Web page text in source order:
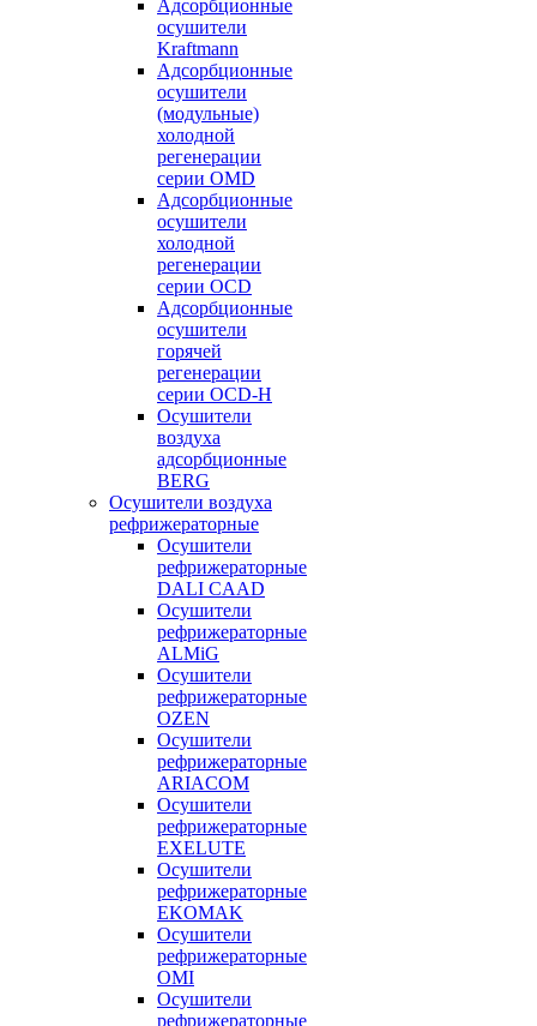
Адсорбционные
осушители
Kraftmann
Адсорбционные
осушители
(модульные)
холодной
регенерации
серии OMD
Адсорбционные
осушители
холодной
регенерации
серии OCD
Адсорбционные
осушители
горячей
регенерации
серии OСD-H
Осушители
воздуха
адсорбционные
BERG
Осушители воздуха
рефрижераторные
Осушители
рефрижераторные
DALI CAAD
Осушители
рефрижераторные
ALMiG
Осушители
рефрижераторные
OZEN
Осушители
рефрижераторные
ARIACOM
Осушители
рефрижераторные
EXELUTE
Осушители
рефрижераторные
EKOMAK
Осушители
рефрижераторные
OMI
Осушители
рефрижераторные